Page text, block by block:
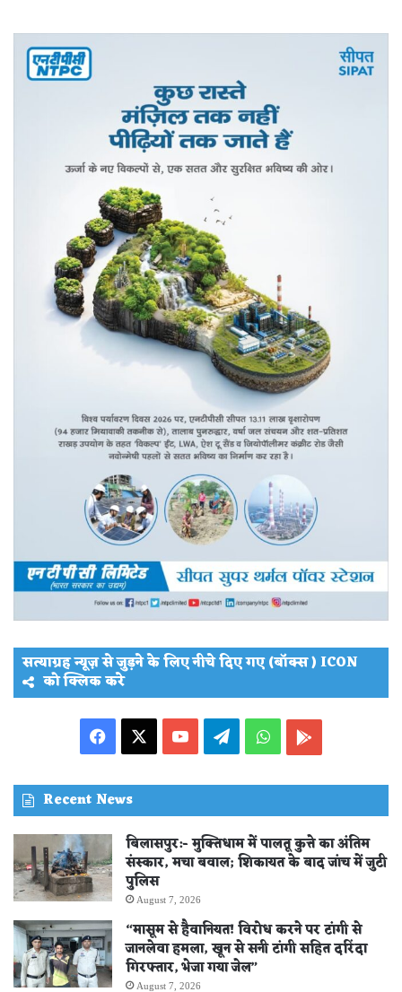
सत्याग्रह न्यूज़ से जुड़ने के लिए नीचे दिए गए (बॉक्स ) ICON
को क्लिक करे
Facebook YouTubeTelegramWhatsApp
Recent News
बिलासपुर:- मुक्तिधाम में पालतू कुत्ते का अंतिम
संस्कार, मचा बवाल; शिकायत के बाद जांच में जुटी
पुलिस
August 7, 2026
“मासूम से हैवानियत! विरोध करने पर टांगी से
जानलेवा हमला, खून से सनी टांगी सहित दरिंदा
गिरफ्तार, भेजा गया जेल”
August 7, 2026